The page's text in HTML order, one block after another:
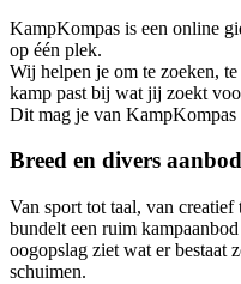
KampKompas is een online
op één plek.
Wij helpen je om te zoeken,
kamp past bij wat jij zoekt
Dit mag je van KampKompas
Breed en divers
Van sport tot taal, van
bundelt een ruim
oogopslag ziet wat er bestaat
schuimen.